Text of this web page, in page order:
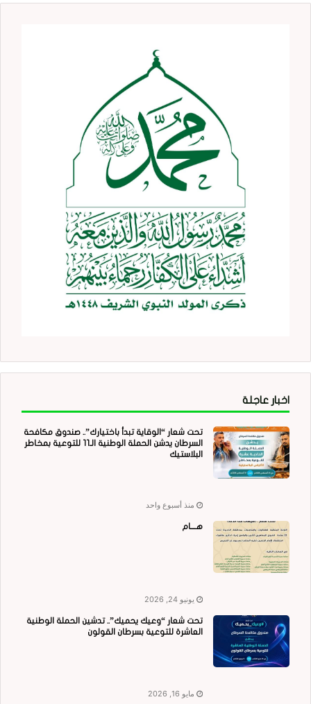
اخبار عاجلة
تحت شعار “الوقاية تبدأ باختيارك”.. صندوق مكافحة
السرطان يدشن الحملة الوطنية الـ11 للتوعية بمخاطر
البلاستيك
منذ أسبوع واحد
هــــام
يونيو 24, 2026
تحت شعار “وعيك يحميك”.. تدشين الحملة الوطنية
العاشرة للتوعية بسرطان القولون
مايو 16, 2026